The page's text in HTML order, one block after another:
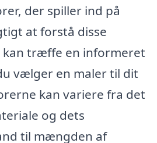
der spiller ind på
at forstå disse
kan træffe en informeret
vælger en maler til dit
kan variere fra det
og dets
til mængden af